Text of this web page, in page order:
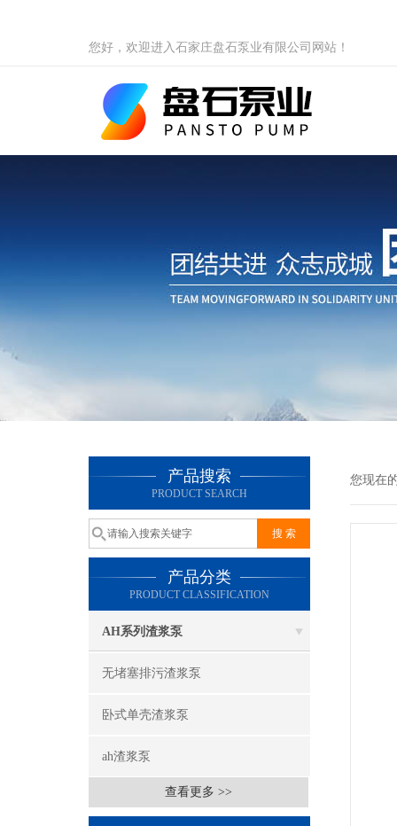
您好，欢迎进入石家庄盘石泵业有限公司网站！
产品搜索
PRODUCT SEARCH
产品分类
PRODUCT CLASSIFICATION
AH系列渣浆泵
无堵塞排污渣浆泵
卧式单壳渣浆泵
ah渣浆泵
查看更多 >>
您现在